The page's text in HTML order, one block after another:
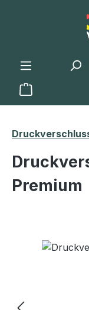
Zum Hauptinhalt
Warenkorb
Premium
Bildergalerie